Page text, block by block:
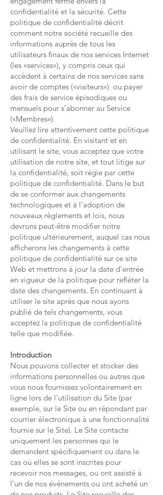
confidentialité et la sécurité. Cette
politique de confidentialité décrit
comment notre société recueille des
informations auprès de tous les
utilisateurs finaux de nos services Internet
(les «services»), y compris ceux qui
accèdent à certains de nos services sans
avoir de comptes («visiteurs»). ou payer
des frais de service épisodiques ou
mensuels pour s’abonner au Service
(«Membres»).
Veuillez lire attentivement cette politique
de confidentialité. En visitant et en
utilisant le site, vous acceptez que votre
utilisation de notre site, et tout litige sur
la confidentialité, soit régie par cette
politique de confidentialité. Dans le but
de se conformer aux changements
technologiques et à l’adoption de
nouveaux règlements et lois, nous
devrons peut-être modifier notre
politique ultérieurement, auquel cas nous
afficherons les changements à cette
politique de confidentialité sur ce site
Web et mettrons à jour la date d’entrée
en vigueur de la politique pour refléter la
date des changements. En continuant à
utiliser le site après que nous ayons
publié de tels changements, vous
acceptez la politique de confidentialité
telle que modifiée.
Introduction
Nous pouvons collecter et stocker des
informations personnelles ou autres que
vous nous fournissez volontairement en
ligne lors de l’utilisation du Site (par
exemple, sur le Site ou en répondant par
courrier électronique à une fonctionnalité
fournie sur le Site). Le Site contacte
uniquement les personnes qui le
demandent spécifiquement ou dans le
cas où elles se sont inscrites pour
recevoir nos messages, ou ont assisté à
l’un de nos événements ou ont acheté un